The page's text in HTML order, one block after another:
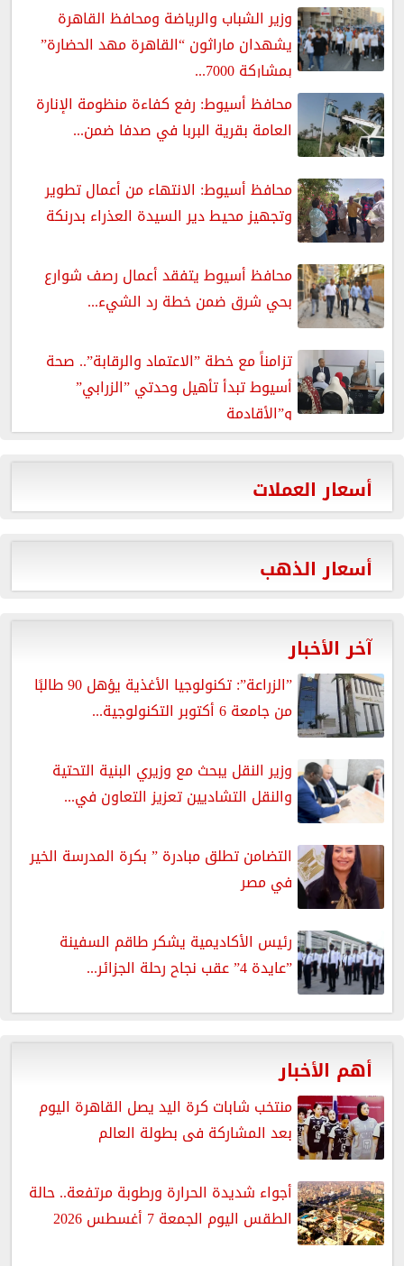
وزير الشباب والرياضة ومحافظ القاهرة
يشهدان ماراثون “القاهرة مهد الحضارة”
بمشاركة 7000...
محافظ أسيوط: رفع كفاءة منظومة الإنارة
العامة بقرية البربا في صدفا ضمن...
محافظ أسيوط: الانتهاء من أعمال تطوير
وتجهيز محيط دير السيدة العذراء بدرنكة
محافظ أسيوط يتفقد أعمال رصف شوارع
بحي شرق ضمن خطة رد الشيء...
تزامناً مع خطة ”الاعتماد والرقابة”.. صحة
أسيوط تبدأ تأهيل وحدتي ”الزرابي”
و”الأقادمة
أسعار العملات
أسعار الذهب
آخر الأخبار
”الزراعة”: تكنولوجيا الأغذية يؤهل 90 طالبًا
من جامعة 6 أكتوبر التكنولوجية...
وزير النقل يبحث مع وزيري البنية التحتية
والنقل التشاديين تعزيز التعاون في...
التضامن تطلق مبادرة ” بكرة المدرسة الخير
في مصر
رئيس الأكاديمية يشكر طاقم السفينة
”عايدة 4” عقب نجاح رحلة الجزائر...
أهم الأخبار
منتخب شابات كرة اليد يصل القاهرة اليوم
بعد المشاركة فى بطولة العالم
أجواء شديدة الحرارة ورطوبة مرتفعة.. حالة
الطقس اليوم الجمعة 7 أغسطس 2026